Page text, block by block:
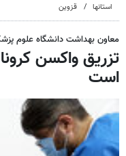
استانها قزوین
معاون بهداشت دانشگاه علوم
تزریق واکسن
است